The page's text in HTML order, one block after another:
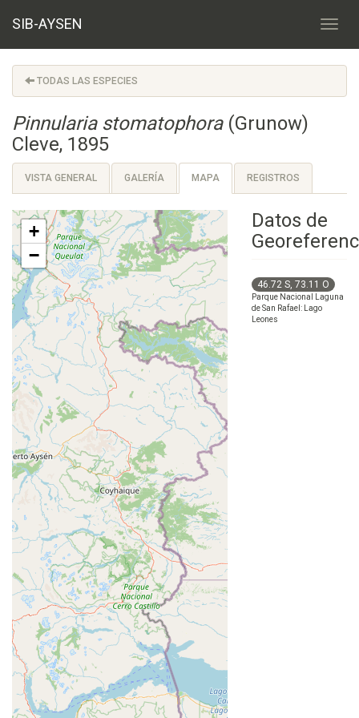
SIB-AYSEN
TODAS LAS ESPECIES
Pinnularia stomatophora(Grunow)
Cleve, 1895
VISTA GENERAL GALERÍA MAPA REGISTROS
+
−
Datos de
46.72 S, 73.11 O
Parque Nacional Laguna
de San Rafael: Lago
Leones